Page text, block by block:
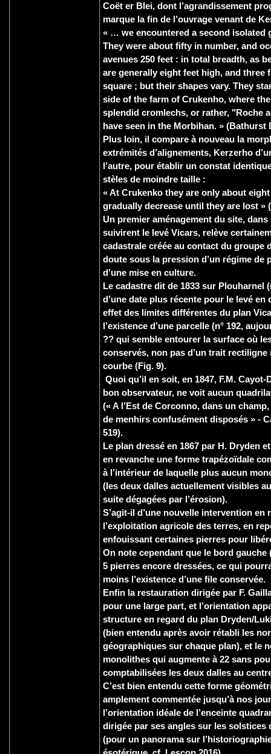
Coët er Blei, dont l’agrandissement
marque la fin de l’ouvrage venant de
« … we encountered a second isolated
They were about fifty in number, and
avenues 250 feet : in total breadth, as
are generally eight feet high, and three
square ; but their shapes vary. They
side of the farm of Crukenho, where
splendid cromlechs, or rather, "Roche
have seen in the Morbihan. » (Bathurst
Plus loin, il compare à nouveau la
extrémités d’alignements, Kerzerho
l’autre, pour établir un constat
stèles de moindre taille :
« At Crukenko they are only about
gradually decrease until they are lost »
Un premier aménagement du site, dans
suivirent le levé Vicars, relève
cadastrale créée au contact du groupe
doute sous la pression d’un régime de
d’une mise en culture.
Le cadastre dit de 1833 sur Plouharnel
d’une date plus récente pour le levé en
effet des limites différentes du plan
l’existence d’une parcelle (n° 192,
?? qui semble entourer la surface où
conservés, non pas d’un trait rectiligne
courbe (Fig. 9).
Quoi qu’il en soit, en 1847, F.M.
bon observateur, ne voit aucun
(« A l’Est de Corconno, dans un
de menhirs confusément disposés » -
519).
Le plan dressé en 1867 par H. Dryden
en revanche une forme trapézoïdale
à l’intérieur de laquelle plus aucun
(les deux dalles actuellement visibles
suite dégagées par l’érosion).
S’agit-il d’une nouvelle intervention en
l’exploitation agricole des terres, en
enfouissant certaines pierres pour
On note cependant que le bord gauche
5 pierres encore dressées, ce qui
moins l’existence d’une file conservée.
Enfin la restauration dirigée par F.
pour une large part, et l’orientation
structure en regard du plan Dryden/
(bien entendu après avoir rétabli les
géographiques sur chaque plan), et le
monolithes qui augmente à 22 sans
comptabilisées les deux dalles au
C’est bien entendu cette forme
amplement commentée jusqu’à nos
l’orientation idéale de l’enceinte
dirigée par ses angles sur les solstices
(pour un panorama sur